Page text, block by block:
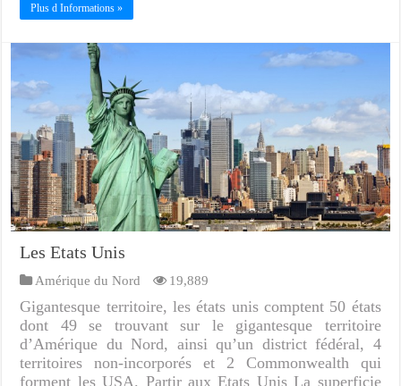
Plus d Informations »
Les Etats Unis
Amérique du Nord 19,889
Gigantesque territoire, les états unis comptent 50 états
dont 49 se trouvant sur le gigantesque territoire
d’Amérique du Nord, ainsi qu’un district fédéral, 4
territoires non-incorporés et 2 Commonwealth qui
forment les USA. Partir aux Etats Unis La superficie